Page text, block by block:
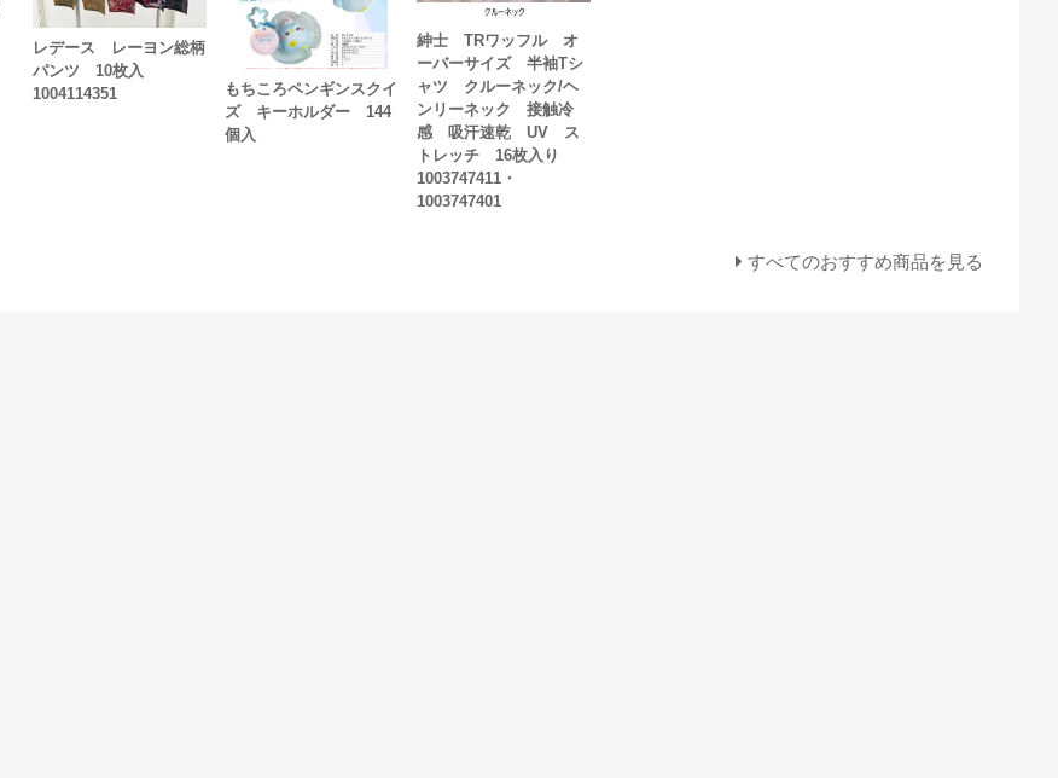
レデース レーヨン総柄
パンツ 10枚入
1004114351
もちころペンギンスクイ
ズ キーホルダー 144
個入
紳士 TRワッフル オ
ーバーサイズ 半袖Tシ
ャツ クルーネック/ヘ
ンリーネック 接触冷
感 吸汗速乾 UV ス
トレッチ 16枚入り
1003747411・
1003747401
すべてのおすすめ商品を見る